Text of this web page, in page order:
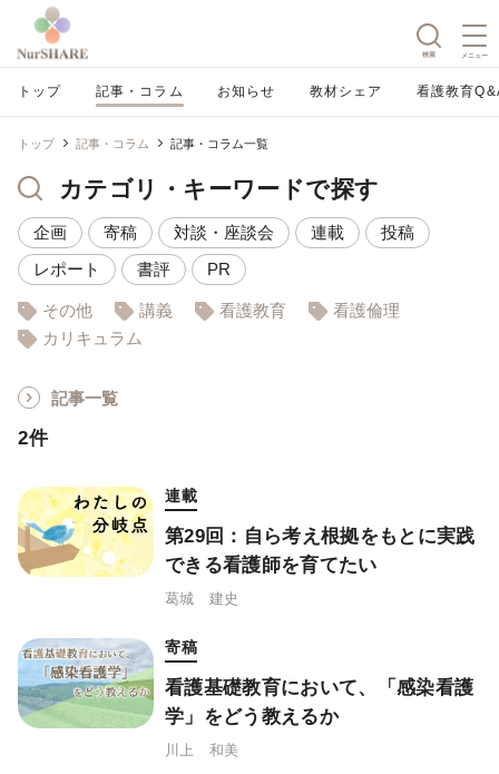
検索 メニュー
トップ 記事・コラム お知らせ 教材シェア 看護教育
トップ 記事・コラム 記事・コラム一覧
カテゴリ・キーワードで探す
企画 寄稿 対談・座談会 連載
投稿
レポート
書評 PR
その他 講義 看護教育
看護倫理
カリキュラム
記事一覧
2件
連載
第29回：自ら考え根拠をもとに実践
できる看護師を育てたい
葛城 建史
寄稿
看護基礎教育において、「感染看護
学」をどう教えるか
川上 和美